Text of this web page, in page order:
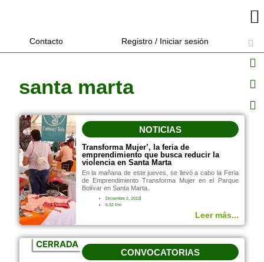
Contacto Registro / Iniciar sesión
santa marta
NOTICIAS
Transforma Mujer’, la feria de
emprendimiento que busca reducir la
violencia en Santa Marta
En la mañana de este jueves, se llevó a cabo la Feria
de Emprendimiento Transforma Mujer en el Parque
Bolívar en Santa Marta.
Diciembre 2, 2022
5:32 Pm
Leer más...
CERRADA
CONVOCATORIAS